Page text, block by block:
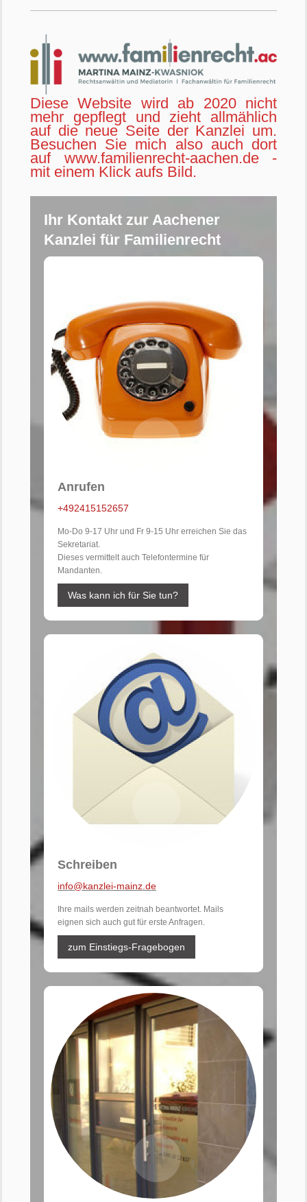
Diese Website wird ab 2020 nicht
mehr gepflegt und zieht allmählich
auf die neue Seite der Kanzlei um.
Besuchen Sie mich also auch dort
auf www.familienrecht-aachen.de -
mit einem Klick aufs Bild.
Ihr Kontakt zur Aachener
Kanzlei für Familienrecht
Anrufen
+492415152657
Mo-Do 9-17 Uhr und Fr 9-15 Uhr erreichen Sie das
Sekretariat.
Dieses vermittelt auch Telefontermine für
Mandanten.
Was kann ich für Sie tun?
Schreiben
info@kanzlei-mainz.de
Ihre mails werden zeitnah beantwortet. Mails
eignen sich auch gut für erste Anfragen.
zum Einstiegs-Fragebogen